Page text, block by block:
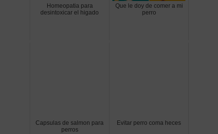
Homeopatia para
desintoxicar el higado
Que le doy de comer a mi
perro
Capsulas de salmon para
perros
Evitar perro coma heces